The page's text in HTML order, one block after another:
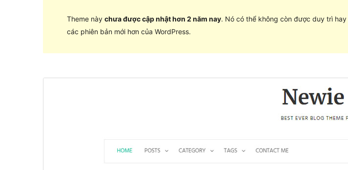
Theme này chưa được cập nhật hơn 2 năm nay. Nó có thể không còn được duy trì
các phiên bản mới hơn của WordPress.